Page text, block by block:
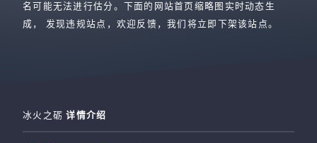
名可能无法进行估分。下面的网站首页缩略图实时动态生
成， 发现违规站点，欢迎反馈，我们将立即下架该站点。
冰火之砺 详情介绍